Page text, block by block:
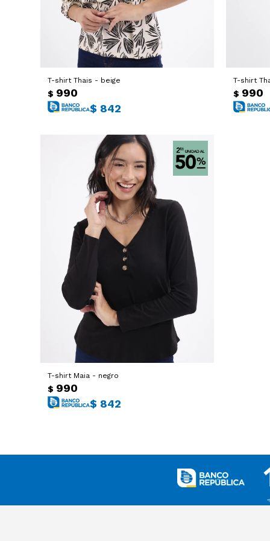
T-shirt Thais - beige
$ 990
$ 842
T-shirt
$ 990
T-shirt Maia - negro
$ 990
$ 842